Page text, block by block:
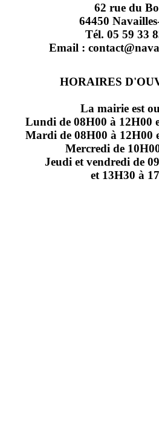
62 rue du
64450
Tél. 05 59 33
Email :
HORAIRES
La mairie est
Lundi de 08H00 à 12H00
Mardi de 08H00 à 12H00
Mercredi de
Jeudi et vendredi de
et 13H30 à